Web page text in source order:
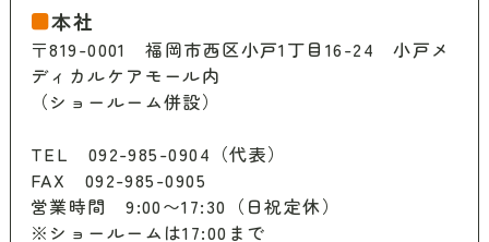
〒819-0001 福岡市西区小戸1丁目16-24 小戸メ
ディカルケアモール内
（ショールーム併設）
TEL 092-985-0904（代表）
FAX 092-985-0905
営業時間 9:00〜17:30（日祝定休）
※ショールームは17:00まで